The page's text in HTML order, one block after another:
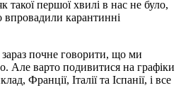
першої хвилі в нас не було,
впровадили карантинні
зараз почне говорити, що ми
Але варто подивитися на графіки
Франції, Італії та Іспанії, і все